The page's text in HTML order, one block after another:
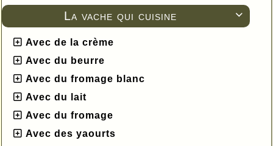

La vache qui cuisine
Avec de la crème
Avec du beurre
Avec du fromage blanc
Avec du lait
Avec du fromage
Avec des yaourts